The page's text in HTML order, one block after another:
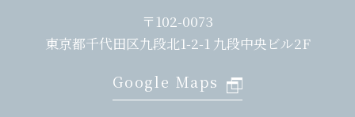
〒102-0073
東京都千代田区九段北1-2-1 九段中央ビル2F
Google Maps